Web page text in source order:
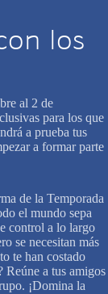
los
al 2 de
para los que
a prueba tus
a formar parte
de la Temporada
el mundo sepa
control a lo largo
se necesitan más
te han costado
Reúne a tus amigos
¡Domina la